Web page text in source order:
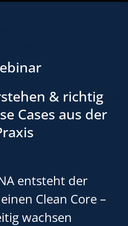
& richtig
Cases aus der
entsteht der
Clean Core –
wachsen